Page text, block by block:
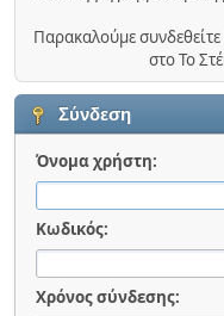
Παρακαλούμε συνδεθείτε
στο Το
Σύνδεση
Όνομα χρήστη:
Κωδικός:
Χρόνος σύνδεσης: